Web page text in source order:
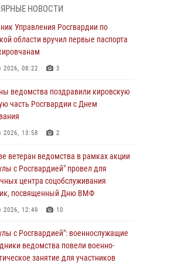
росгвардейцы задержали
в сбыте поддельной купюры
2026, 09:30
росгвардейцы задержали
в грабеже
2026, 09:01
приняли участие в митинге в
воздушно-десантных войск
2026, 08:45 8
росгвардейцы задержали
2026, 07:00
– День дежурной службы войск
НОВОСТИ
Управления Росгвардии по
области вручил первые паспорта
08:22 3
ведомства поздравили кировскую
часть Росгвардии с Днем
13:58 2
ветеран ведомства в рамках акции
с Росгвардией" провел для
центра соцобслуживания
посвященный Дню ВМФ
12:49 10
с Росгвардией": военнослужащие
ведомства повели военно-
занятие для участников